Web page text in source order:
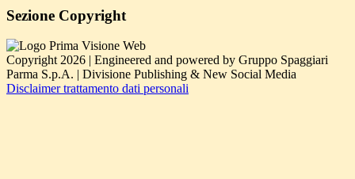
Sezione Copyright
Copyright 2026 | Engineered and powered by Gruppo Spaggiari
Parma S.p.A. | Divisione Publishing & New Social Media
Disclaimer trattamento dati personali